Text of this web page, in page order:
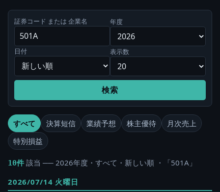
証券コード または 企業名 年度
日付 表示数
検索
すべて 決算短信 業績予想 株主優待
月次売上
特別損益
10件 該当 ── 2026年度・すべて・新しい順 ・「501A」
2026/07/14 火曜日